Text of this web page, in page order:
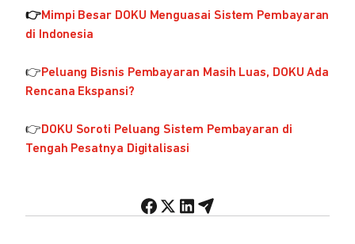
👉Mimpi Besar DOKU Menguasai Sistem Pembayaran
di Indonesia
👉Peluang Bisnis Pembayaran Masih Luas, DOKU Ada
Rencana Ekspansi?
👉DOKU Soroti Peluang Sistem Pembayaran di
Tengah Pesatnya Digitalisasi